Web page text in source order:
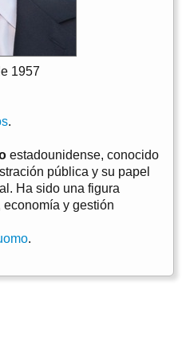
1957
.
estadounidense, conocido
pública y su papel
Ha sido una figura
y gestión
.